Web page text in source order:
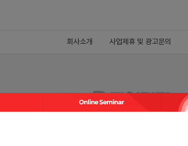
회사소개 사업제휴 및 광고문의